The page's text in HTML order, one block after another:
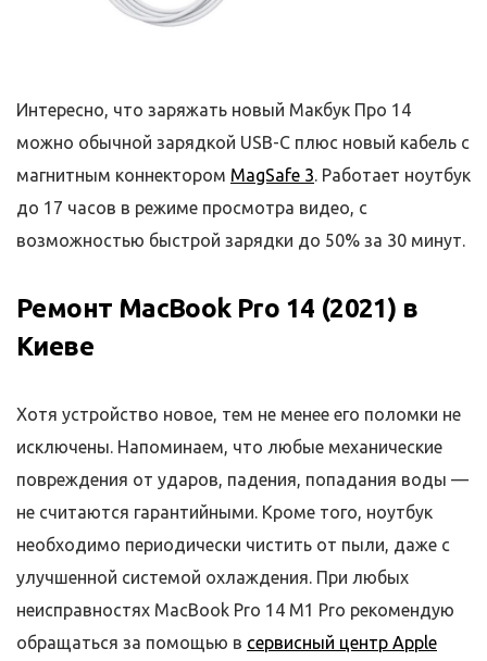
Интересно, что заряжать новый Макбук Про 14
можно обычной зарядкой USB-C плюс новый кабель с
магнитным коннектором MagSafe 3. Работает ноутбук
до 17 часов в режиме просмотра видео, с
возможностью быстрой зарядки до 50% за 30 минут.
Ремонт MacBook Pro 14 (2021) в
Киеве
Хотя устройство новое, тем не менее его поломки не
исключены. Напоминаем, что любые механические
повреждения от ударов, падения, попадания воды —
не считаются гарантийными. Кроме того, ноутбук
необходимо периодически чистить от пыли, даже с
улучшенной системой охлаждения. При любых
неисправностях MacBook Pro 14 M1 Pro рекомендую
обращаться за помощью в сервисный центр Apple